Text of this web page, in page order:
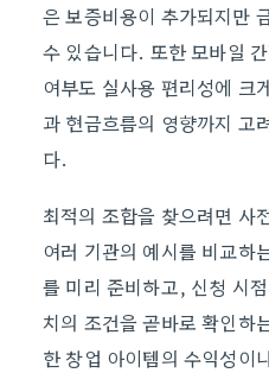
은 보증비용이 추가되지만
수 있습니다. 또한 모바일
여부도 실사용 편리성에 크
과 현금흐름의 영향까지 고
다.
최적의 조합을 찾으려면 사
여러 기관의 예시를 비교하
를 미리 준비하고, 신청 시
치의 조건을 곧바로 확인하
한 창업 아이템의 수익성이